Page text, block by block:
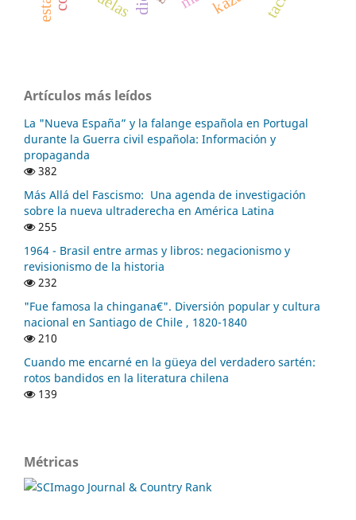
Artículos más leídos
La "Nueva España” y la falange española en Portugal
durante la Guerra civil española: Información y
propaganda
382
Más Allá del Fascismo: Una agenda de investigación
sobre la nueva ultraderecha en América Latina
255
1964 - Brasil entre armas y libros: negacionismo y
revisionismo de la historia
232
"Fue famosa la chingana€". Diversión popular y cultura
nacional en Santiago de Chile , 1820-1840
210
Cuando me encarné en la güeya del verdadero sartén:
rotos bandidos en la literatura chilena
139
Métricas